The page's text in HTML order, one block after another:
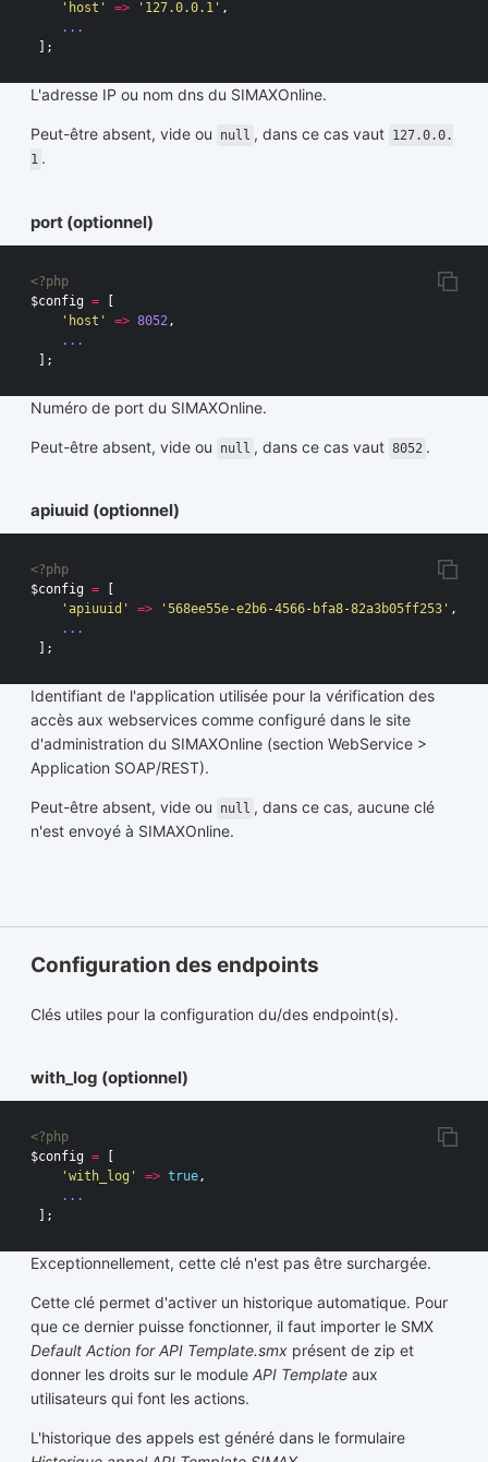
'host'
=> '127.0.0.1' ,
...
];
L'adresse IP ou nom dns du SIMAXOnline.
Peut-être absent, vide ou null , dans ce cas vaut 127.0.0.
1 .
port (optionnel)
<?php
$config =
[
'host'
=> 8052 ,
...
];
Numéro de port du SIMAXOnline.
Peut-être absent, vide ou null , dans ce cas vaut 8052 .
apiuuid (optionnel)
<?php
$config =
'apiuuid'
=> '568ee55e-e2b6-4566-bfa8-82a3b05ff253' ,
...
];
Identifiant de l'application utilisée pour la vérification des
accès aux webservices comme configuré dans le site
d'administration du SIMAXOnline (section WebService >
Application SOAP/REST).
Peut-être absent, vide ou null , dans ce cas, aucune clé
n'est envoyé à SIMAXOnline.
Configuration des endpoints
Clés utiles pour la configuration du/des endpoint(s).
with_log (optionnel)
<?php
$config =
'with_log'
=> true,
...
];
Exceptionnellement, cette clé n'est pas être surchargée.
Cette clé permet d'activer un historique automatique. Pour
que ce dernier puisse fonctionner, il faut importer le SMX
Default Action for API Template.smx présent de zip et
donner les droits sur le module API Template aux
utilisateurs qui font les actions.
L'historique des appels est généré dans le formulaire